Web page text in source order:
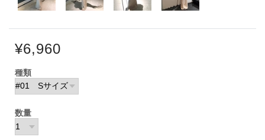
¥6,960
種類
数量